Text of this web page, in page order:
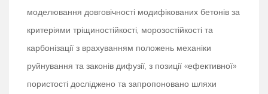
моделювання довговічності модифікованих бетонів за
критеріями тріщиностійкості, морозостійкості та
карбонізації з врахуванням положень механіки
руйнування та законів дифузії, з позиції «ефективної»
пористості досліджено та запропоновано шляхи